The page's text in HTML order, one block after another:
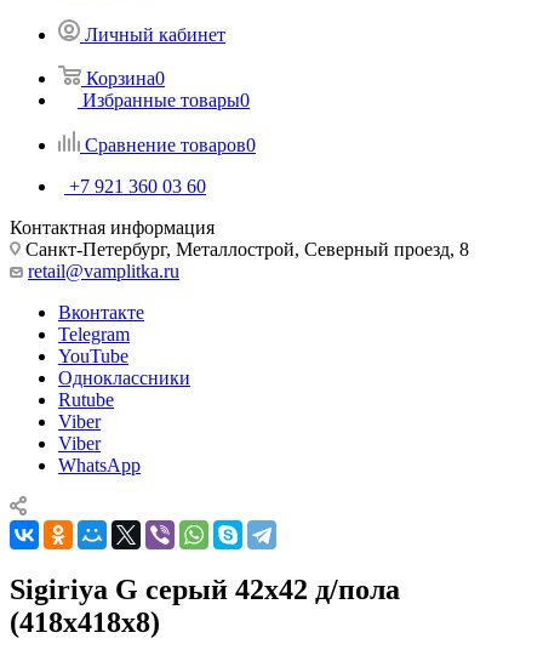
Личный кабинет
Корзина0
Избранные товары0
Сравнение товаров0
+7 921 360 03 60
Контактная информация
Санкт-Петербург, Металлострой, Северный проезд, 8
retail@vamplitka.ru
Вконтакте
Telegram
YouTube
Одноклассники
Rutube
Viber
Viber
WhatsApp
Sigiriya G серый 42х42 д/пола
(418x418x8)